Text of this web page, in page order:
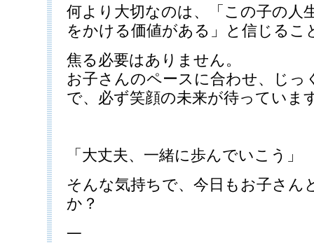
何より大切なのは、「この子の人
をかける価値がある」と信じるこ
焦る必要はありません。
お子さんのペースに合わせ、じ
で、必ず笑顔の未来が待っていま
「大丈夫、一緒に歩んでいこう」
そんな気持ちで、今日もお子さん
か？
—